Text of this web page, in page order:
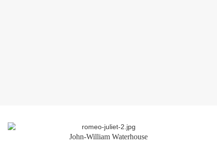
John-William Waterhouse